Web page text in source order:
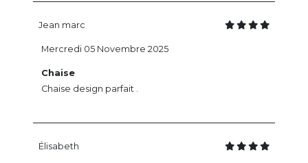
Jean marc
Chaise
Chaise design parfait .
Mercredi 05 Novembre 2025
Élisabeth